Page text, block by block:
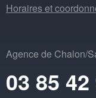
Horaires et
Agence de Chalon/
03 85